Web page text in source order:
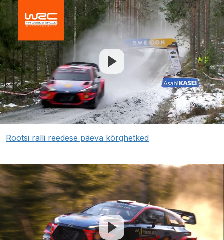
Rootsi ralli reedese päeva kõrghetked